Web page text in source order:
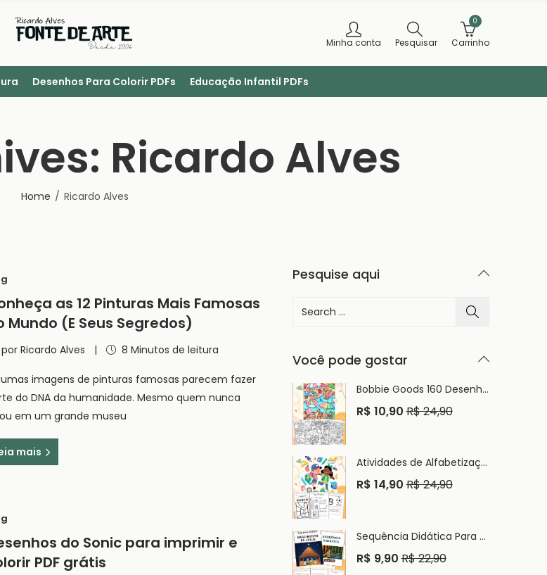
Minha conta Pesquisar
0
Carrinho
Desenhos Para Colorir PDFs Educação Infantil PDFs
Ricardo Alves
Home Ricardo Alves
as 12 Pinturas Mais Famosas
Mundo (E Seus Segredos)
por Ricardo Alves 8 Minutos de leitura
imagens de pinturas famosas parecem fazer
do DNA da humanidade. Mesmo quem nunca
em um grande museu
mais
do Sonic para imprimir e
PDF grátis
Pesquise aqui
Você pode gostar
Bobbie Goods 160 Desenhos Para Imprimir e Colorir PDF
R$ 10,90R$24,90
Atividades de Alfabetização e Letramento Infantil PDF
R$ 14,90R$24,90
Sequência Didática Para Alfabetização Infantil PDF
R$ 9,90R$22,90